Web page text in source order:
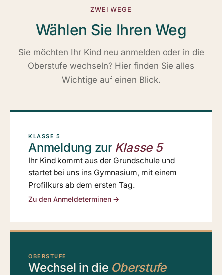
ZWEI WEGE
Wählen Sie Ihren Weg
Sie möchten Ihr Kind neu anmelden oder in die
Oberstufe wechseln? Hier finden Sie alles
Wichtige auf einen Blick.
KLASSE 5
Anmeldung zur Klasse 5
Ihr Kind kommt aus der Grundschule und
startet bei uns ins Gymnasium, mit einem
Profilkurs ab dem ersten Tag.
Zu den Anmeldeterminen →
OBERSTUFE
Wechsel in die Oberstufe